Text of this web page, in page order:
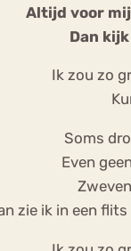
Altijd voor
Dan
Ik zou zo
Soms
Even
zie ik in een